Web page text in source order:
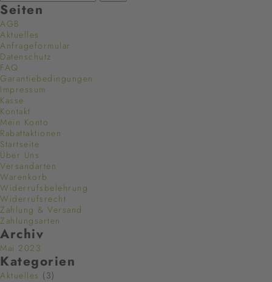
Seiten
AGB
Aktuelles
Anfrageformular
Datenschutz
FAQ
Garantiebedingungen
Impressum
Kasse
Kontakt
Mein Konto
Rabattaktionen
Startseite
Über Uns
Versandarten
Warenkorb
Widerrufsbelehrung
Widerrufsrecht
Zahlung & Versand
Zahlungsarten
Archiv
Mai 2023
Kategorien
Aktuelles (3)